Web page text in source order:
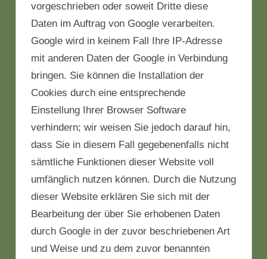
vorgeschrieben oder soweit Dritte diese
Daten im Auftrag von Google verarbeiten.
Google wird in keinem Fall Ihre IP-Adresse
mit anderen Daten der Google in Verbindung
bringen. Sie können die Installation der
Cookies durch eine entsprechende
Einstellung Ihrer Browser Software
verhindern; wir weisen Sie jedoch darauf hin,
dass Sie in diesem Fall gegebenenfalls nicht
sämtliche Funktionen dieser Website voll
umfänglich nutzen können. Durch die Nutzung
dieser Website erklären Sie sich mit der
Bearbeitung der über Sie erhobenen Daten
durch Google in der zuvor beschriebenen Art
und Weise und zu dem zuvor benannten